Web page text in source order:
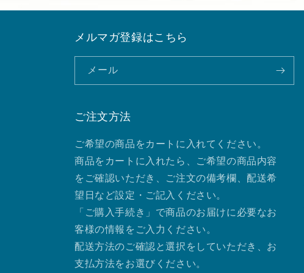
メルマガ登録はこちら
メール
ご注文方法
ご希望の商品をカートに入れてください。
商品をカートに入れたら、ご希望の商品内容
をご確認いただき、ご注文の備考欄、配送希
望日など設定・ご記入ください。
「ご購入手続き」で商品のお届けに必要なお
客様の情報をご入力ください。
配送方法のご確認と選択をしていただき、お
支払方法をお選びください。